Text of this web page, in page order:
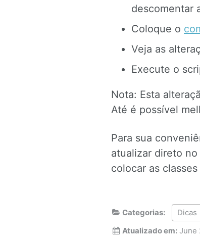
descomentar
Coloque o
Veja as
Execute o
Nota: Esta
Até é possível
Para sua
atualizar direto
colocar as
Categorias:
Dicas
Atualizado em: June